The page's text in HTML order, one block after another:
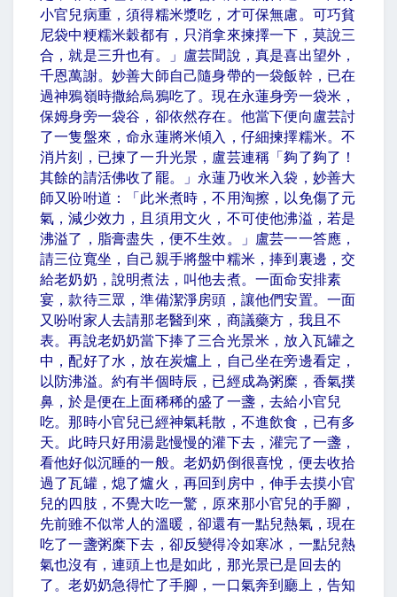
小官兒病重，須得糯米漿吃，才可保無慮。可巧貧
尼袋中粳糯米穀都有，只消拿來揀擇一下，莫說三
合，就是三升也有。」盧芸聞說，真是喜出望外，
千恩萬謝。妙善大師自己隨身帶的一袋飯幹，已在
過神鴉嶺時撒給烏鴉吃了。現在永蓮身旁一袋米，
保姆身旁一袋谷，卻依然存在。他當下便向盧芸討
了一隻盤來，命永蓮將米傾入，仔細揀擇糯米。不
消片刻，已揀了一升光景，盧芸連稱「夠了夠了！
其餘的請活佛收了罷。」永蓮乃收米入袋，妙善大
師又吩咐道：「此米煮時，不用淘擦，以免傷了元
氣，減少效力，且須用文火，不可使他沸溢，若是
沸溢了，脂膏盡失，便不生效。」盧芸一一答應，
請三位寬坐，自己親手將盤中糯米，捧到裏邊，交
給老奶奶，說明煮法，叫他去煮。一面命安排素
宴，款待三眾，準備潔淨房頭，讓他們安置。一面
又吩咐家人去請那老醫到來，商議藥方，我且不
表。再說老奶奶當下捧了三合光景米，放入瓦罐之
中，配好了水，放在炭爐上，自己坐在旁邊看定，
以防沸溢。約有半個時辰，已經成為粥糜，香氣撲
鼻，於是便在上面稀稀的盛了一盞，去給小官兒
吃。那時小官兒已經神氣耗散，不進飲食，已有多
天。此時只好用湯匙慢慢的灌下去，灌完了一盞，
看他好似沉睡的一般。老奶奶倒很喜悅，便去收拾
過了瓦罐，熄了爐火，再回到房中，伸手去摸小官
兒的四肢，不覺大吃一驚，原來那小官兒的手腳，
先前雖不似常人的溫暖，卻還有一點兒熱氣，現在
吃了一盞粥糜下去，卻反變得冷如寒冰，一點兒熱
氣也沒有，連頭上也是如此，那光景已是回去的
了。老奶奶急得忙了手腳，一口氣奔到廳上，告知